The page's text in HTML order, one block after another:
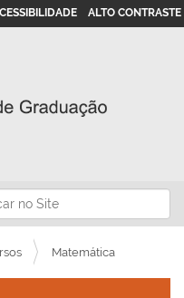
Avançada…
ALTO CONTRASTE
Matemática